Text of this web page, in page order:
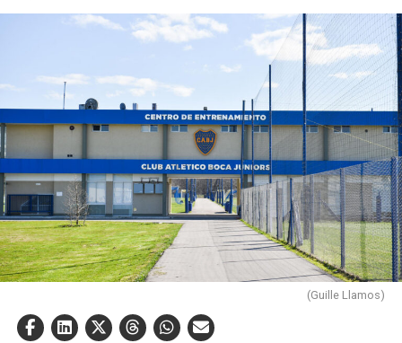
(Guille Llamos)